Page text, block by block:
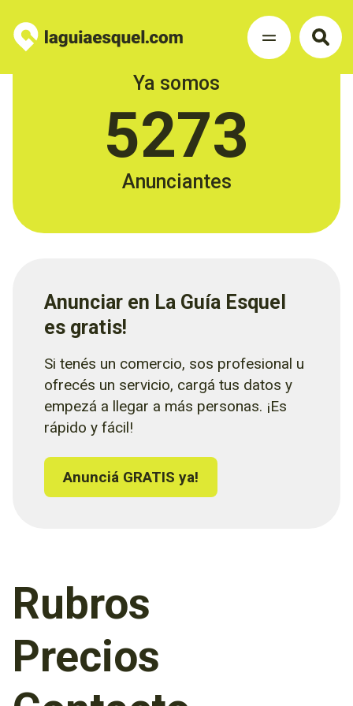
Ya somos
5273
Anunciantes
Anunciar en La Guía Esquel
es gratis!
Si tenés un comercio, sos profesional u
ofrecés un servicio, cargá tus datos y
empezá a llegar a más personas. ¡Es
rápido y fácil!
Anunciá GRATIS ya!
Rubros
Precios